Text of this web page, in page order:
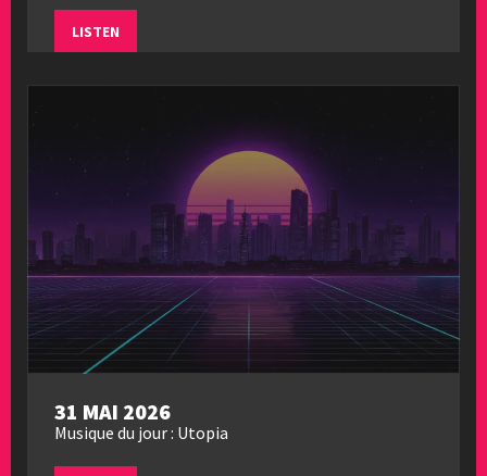
LISTEN
31 MAI 2026
Musique du jour : Utopia